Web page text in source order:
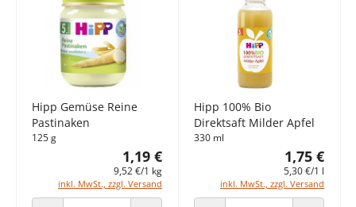
Hipp Gemüse Reine
Pastinaken
125 g
1,19 €
9,52 €/1 kg
inkl. MwSt., zzgl. Versand
Hipp 100% Bio
Direktsaft Milder Apfel
330 ml
1,75 €
5,30 €/1 l
inkl. MwSt., zzgl. Versand